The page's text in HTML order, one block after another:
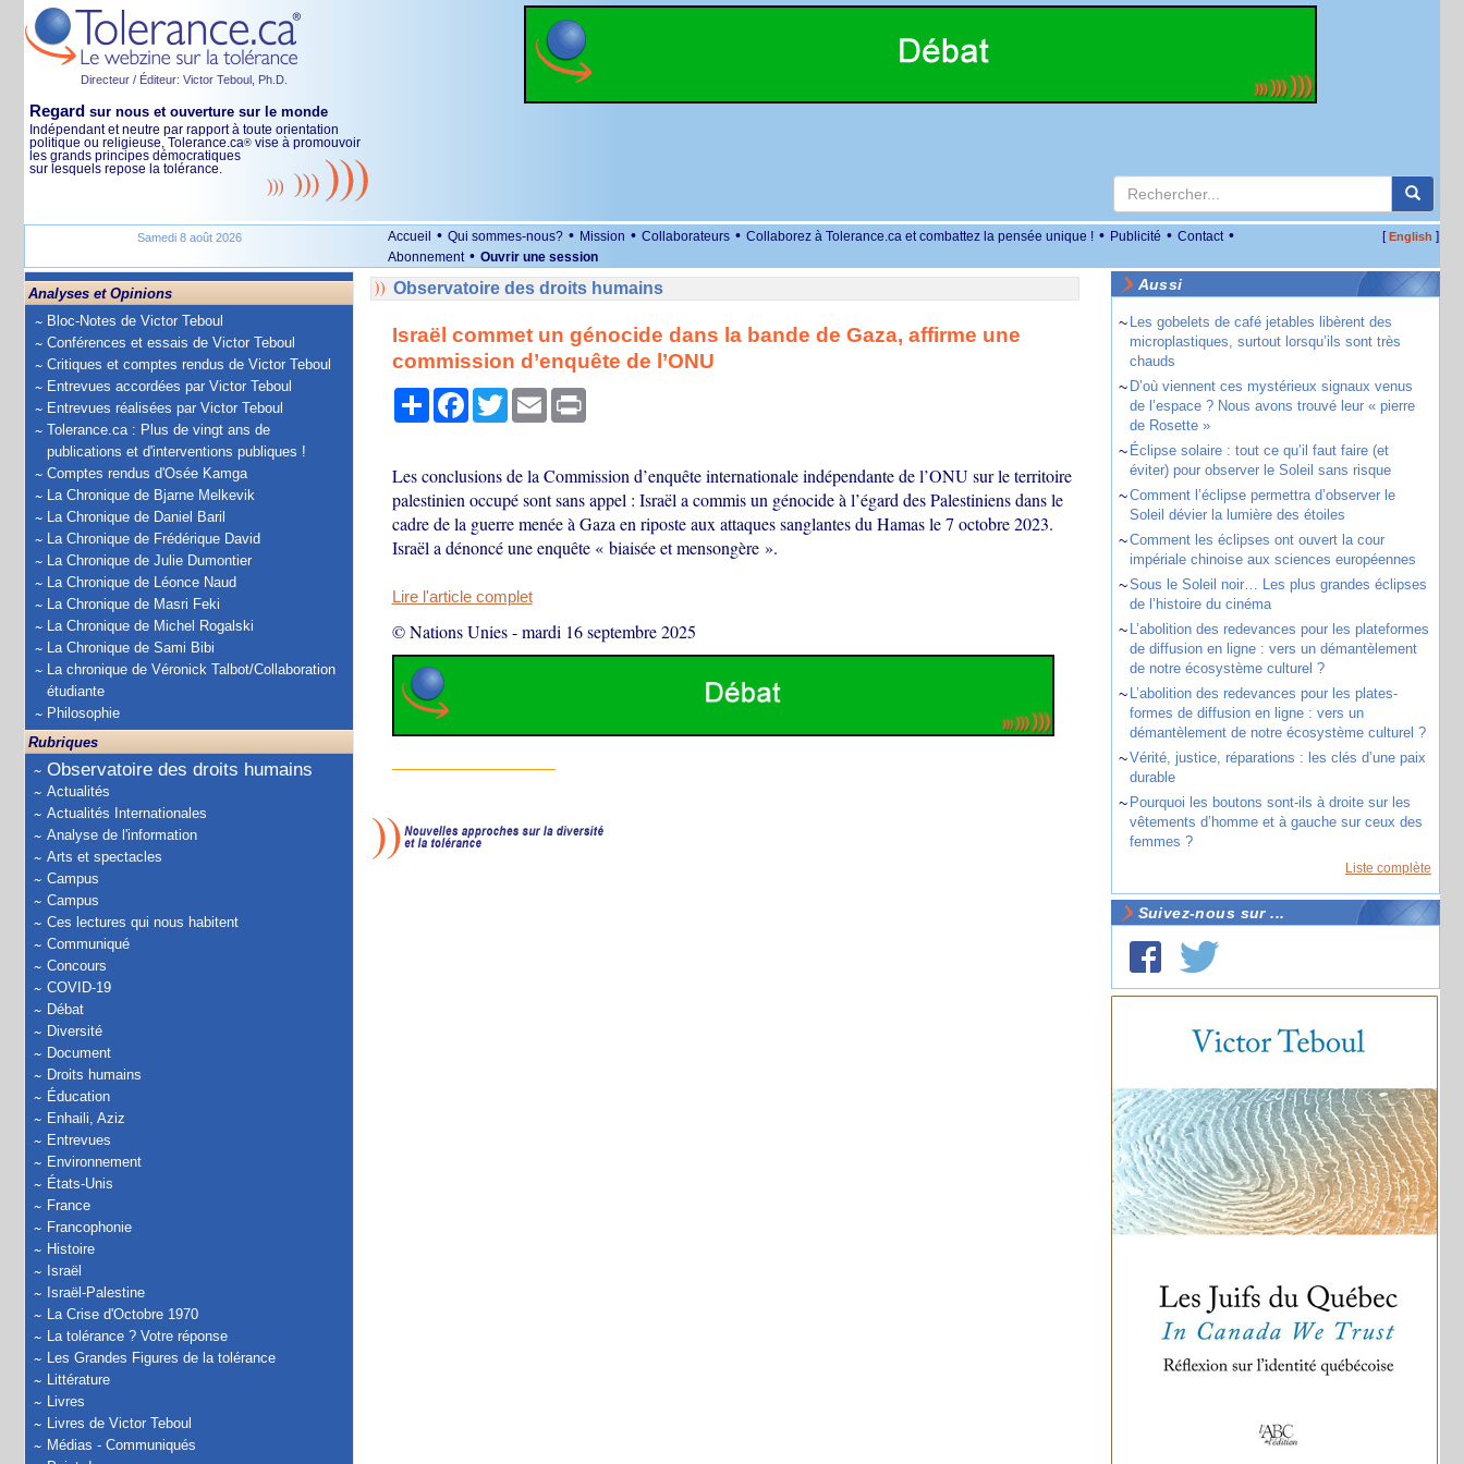
Directeur / Éditeur: Victor Teboul, Ph.D.
Regard sur nous et ouverture sur le monde
Indépendant et neutre par rapport à toute orientation
politique ou religieuse, Tolerance.ca® vise à promouvoir
les grands principes démocratiques
sur lesquels repose la tolérance.
Samedi 8 août 2026 Accueil • Qui sommes-nous? • Mission • Collaborateurs • Collaborez à Tolerance.ca et combattez la pensée unique ! • Publicité • Contact •
Abonnement • Ouvrir une session
[English ]
Analyses et Opinions
Bloc-Notes de Victor Teboul
Conférences et essais de Victor Teboul
Critiques et comptes rendus de Victor Teboul
Entrevues accordées par Victor Teboul
Entrevues réalisées par Victor Teboul
Tolerance.ca : Plus de vingt ans de
publications et d'interventions publiques !
Comptes rendus d'Osée Kamga
La Chronique de Bjarne Melkevik
La Chronique de Daniel Baril
La Chronique de Frédérique David
La Chronique de Julie Dumontier
La Chronique de Léonce Naud
La Chronique de Masri Feki
La Chronique de Michel Rogalski
La Chronique de Sami Bibi
La chronique de Véronick Talbot/Collaboration
étudiante
Philosophie
Rubriques
Observatoire des droits humains
Actualités
Actualités Internationales
Analyse de l'information
Arts et spectacles
Campus
Campus
Ces lectures qui nous habitent
Communiqué
Concours
COVID-19
Débat
Diversité
Document
Droits humains
Éducation
Enhaili, Aziz
Entrevues
Environnement
États-Unis
France
Francophonie
Histoire
Israël
Israël-Palestine
La Crise d'Octobre 1970
La tolérance ? Votre réponse
Les Grandes Figures de la tolérance
Littérature
Livres
Livres de Victor Teboul
Médias - Communiqués
Observatoire des droits humains
Israël commet un génocide dans la bande de Gaza, affirme une
commission d’enquête de l’ONU
PartagerFacebook
TwitterEmail Print
Les conclusions de la Commission d’enquête internationale indépendante de l’ONU sur le territoire
palestinien occupé sont sans appel : Israël a commis un génocide à l’égard des Palestiniens dans le
cadre de la guerre menée à Gaza en riposte aux attaques sanglantes du Hamas le 7 octobre 2023.
Israël a dénoncé une enquête « biaisée et mensongère ».
Lire l'article complet
© Nations Unies-mardi 16 septembre 2025
Aussi
~ Les gobelets de café jetables libèrent des
microplastiques, surtout lorsqu’ils sont très
chauds
~ D’où viennent ces mystérieux signaux venus
de l’espace ? Nous avons trouvé leur « pierre
de Rosette »
~ Éclipse solaire : tout ce qu’il faut faire (et
éviter) pour observer le Soleil sans risque
~Comment l’éclipse permettra d’observer le
Soleil dévier la lumière des étoiles
~Comment les éclipses ont ouvert la cour
impériale chinoise aux sciences européennes
~Sous le Soleil noir… Les plus grandes éclipses
de l’histoire du cinéma
~ L’abolition des redevances pour les plateformes
de diffusion en ligne : vers un démantèlement
de notre écosystème culturel ?
~ L’abolition des redevances pour les plates-
formes de diffusion en ligne : vers un
démantèlement de notre écosystème culturel ?
~Vérité, justice, réparations : les clés d’une paix
durable
~ Pourquoi les boutons sont-ils à droite sur les
vêtements d’homme et à gauche sur ceux des
femmes ?
Liste complète
Suivez-nous sur ...